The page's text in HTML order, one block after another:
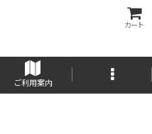
カート
ご利用案内